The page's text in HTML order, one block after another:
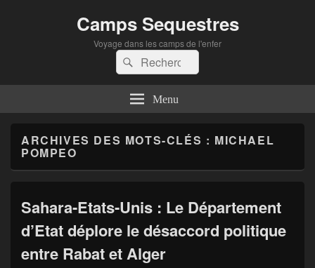
Camps Sequestres
Voyage dans les camps de l'enfer
Recherche :
Rechercher
Menu
ARCHIVES DES MOTS-CLÉS : MICHAEL
POMPEO
Sahara-Etats-Unis : Le Département
d’Etat déplore le désaccord politique
entre Rabat et Alger